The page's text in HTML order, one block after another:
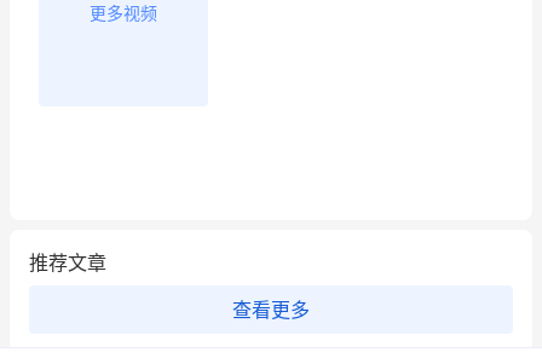
更多视频
推荐文章
查看更多